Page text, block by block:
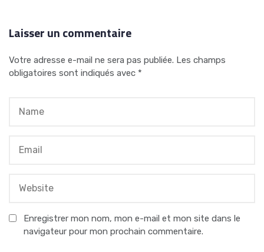
Laisser un commentaire
Votre adresse e-mail ne sera pas publiée. Les champs
obligatoires sont indiqués avec *
Enregistrer mon nom, mon e-mail et mon site dans le
navigateur pour mon prochain commentaire.